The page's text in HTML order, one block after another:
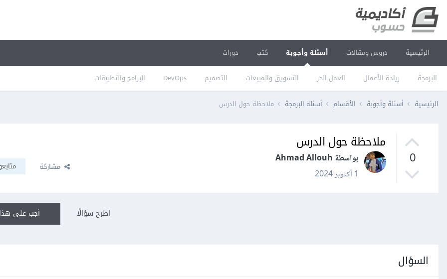
الرئيسية دروس ومقالات أسئلة وأجوبة
البرمجة ريادة الأعمال العمل الحر التسويق والمبيعات التصميم DevOps البرامج والتطبيقات
كتب دورات
الرئيسية أسئلة وأجوبة الأقسام أسئلة البرمجة ملاحظة حول الدرس
0
ملاحظة حول الدرس
بواسطة Ahmad Allouh
1 أكتوبر 2024
مشاركة
أجب على اطرح سؤالًا
السؤال